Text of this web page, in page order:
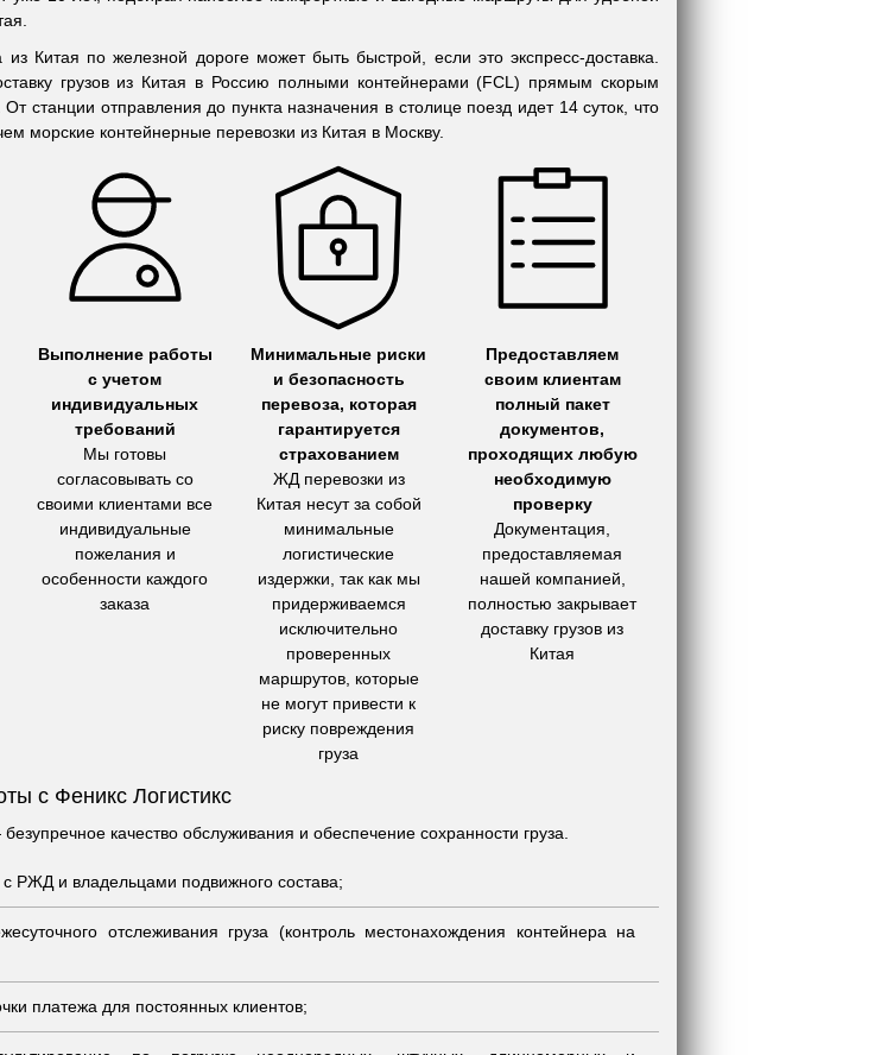
из Китая по железной дороге может быть быстрой, если это экспресс-доставка.
грузов из Китая в Россию полными контейнерами (FCL) прямым скорым
станции отправления до пункта назначения в столице поезд идет 14 суток, что
морские контейнерные перевозки из Китая в Москву.
Выполнение работы
с учетом
индивидуальных
требований
Мы готовы
согласовывать со
своими клиентами все
индивидуальные
пожелания и
особенности каждого
заказа
Минимальные риски
и безопасность
перевоза, которая
гарантируется
страхованием
ЖД перевозки из
Китая несут за собой
минимальные
логистические
издержки, так как мы
придерживаемся
исключительно
проверенных
маршрутов, которые
не могут привести к
риску повреждения
груза
Предоставляем
своим клиентам
полный пакет
документов,
проходящих любую
необходимую
проверку
Документация,
предоставляемая
нашей компанией,
полностью закрывает
доставку грузов из
Китая
с Феникс Логистикс
качество обслуживания и обеспечение сохранности груза.
РЖД и владельцами подвижного состава;
отслеживания груза (контроль местонахождения контейнера на
платежа для постоянных клиентов;